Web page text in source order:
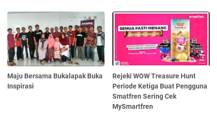
Maju Bersama Bukalapak Buka
Inspirasi
Rejeki WOW Treasure Hunt
Periode Ketiga Buat Pengguna
Smatfren Sering Cek
MySmartfren